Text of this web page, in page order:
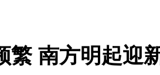
繁 南方明起迎